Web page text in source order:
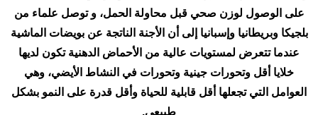
على الوصول لوزن صحي قبل محاولة الحمل، و توصل علماء من
بلجيكا وبريطانيا وإسبانيا إلى أن الأجنة الناتجة عن بويضات الماشية
عندما تتعرض لمستويات عالية من الأحماض الدهنية تكون لديها
خلايا أقل وتحورات جينية وتحورات في النشاط الأيضي، وهي
العوامل التي تجعلها أقل قابلية للحياة وأقل قدرة على النمو بشكل
طبيعي.